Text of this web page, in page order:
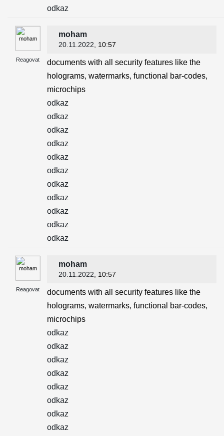
odkaz
Reagovat
moham
20.11.2022 , 10:57
documents with all security features like the
holograms, watermarks, functional bar-codes,
microchips
odkaz
odkaz
odkaz
odkaz
odkaz
odkaz
odkaz
odkaz
odkaz
odkaz
odkaz
Reagovat
moham
20.11.2022 , 10:57
documents with all security features like the
holograms, watermarks, functional bar-codes,
microchips
odkaz
odkaz
odkaz
odkaz
odkaz
odkaz
odkaz
odkaz